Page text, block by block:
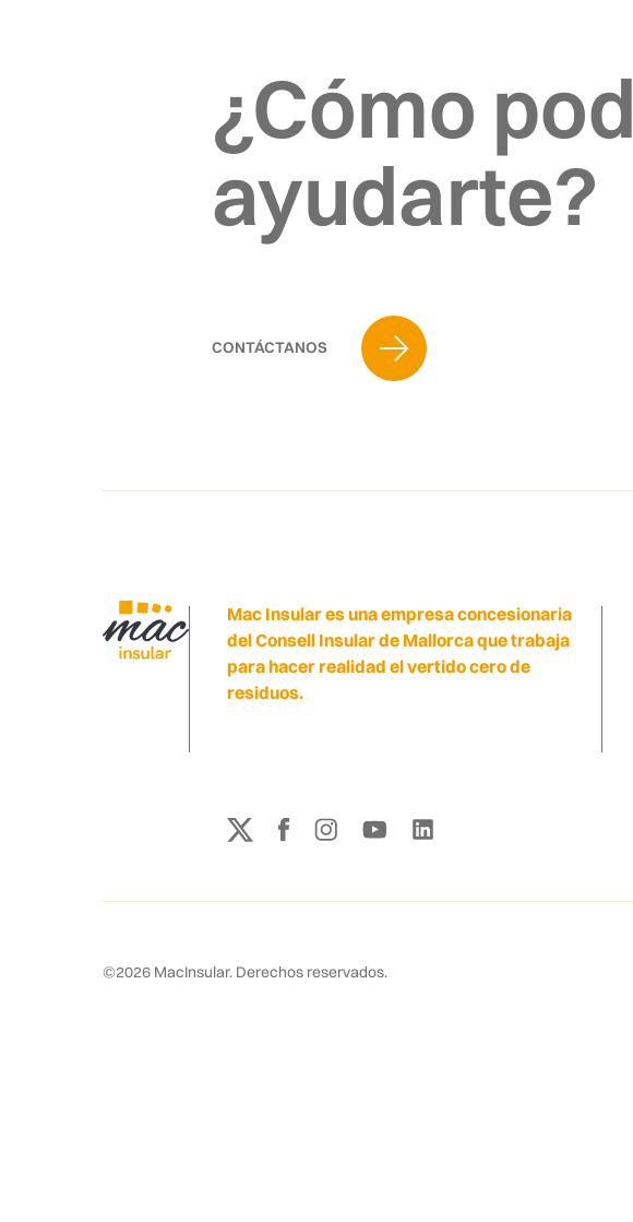
¿Cómo
ayudarte?
CONTÁCTANOS
Mac Insular es una empresa concesionaria
del Consell Insular de Mallorca que trabaja
para hacer realidad el vertido cero de
residuos.
©2026 MacInsular. Derechos reservados.